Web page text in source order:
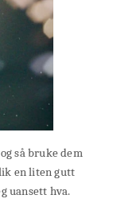
så bruke dem
en liten gutt
uansett hva.